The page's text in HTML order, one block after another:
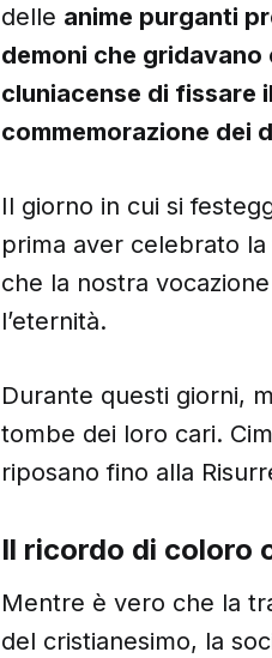
delle anime purganti
demoni che
cluniacense di fissare
commemorazione dei
Il giorno in cui si
prima aver celebrato
che la nostra
l’eternità.
Durante questi giorni,
tombe dei loro cari.
riposano fino alla
Il ricordo di coloro
Mentre è vero che la
del cristianesimo, la